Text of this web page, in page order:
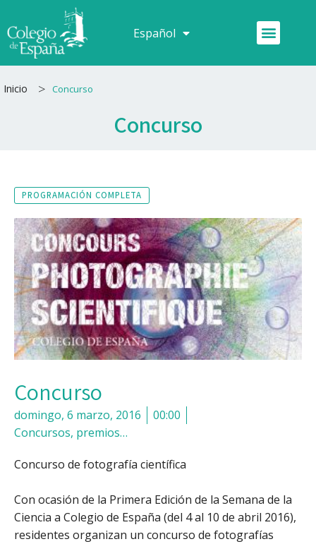
al
contenido
Español
Français Menú
Inicio > Concurso
Concurso
PROGRAMACIÓN COMPLETA
Concurso
domingo, 6 marzo, 2016
00:00
Concursos, premios…
Concurso de fotografía científica
Con ocasión de la Primera Edición de la Semana de la
Ciencia a Colegio de España (del 4 al 10 de abril 2016),
residentes organizan un concurso de fotografías